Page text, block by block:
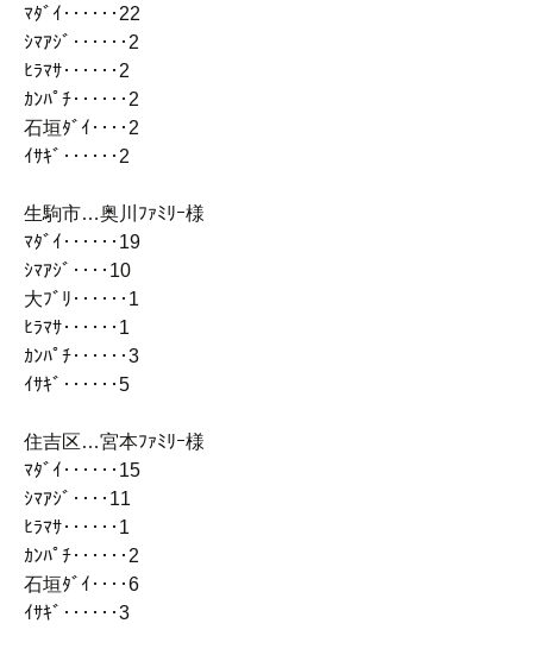
ﾏﾀﾞｲ‥‥‥22
ｼﾏｱｼﾞ‥‥‥2
ﾋﾗﾏｻ‥‥‥2
ｶﾝﾊﾟﾁ‥‥‥2
石垣ﾀﾞｲ‥‥2
ｲｻｷﾞ‥‥‥2
生駒市…奥川ﾌｧﾐﾘｰ様
ﾏﾀﾞｲ‥‥‥19
ｼﾏｱｼﾞ‥‥10
大ﾌﾞﾘ‥‥‥1
ﾋﾗﾏｻ‥‥‥1
ｶﾝﾊﾟﾁ‥‥‥3
ｲｻｷﾞ‥‥‥5
住吉区…宮本ﾌｧﾐﾘｰ様
ﾏﾀﾞｲ‥‥‥15
ｼﾏｱｼﾞ‥‥11
ﾋﾗﾏｻ‥‥‥1
ｶﾝﾊﾟﾁ‥‥‥2
石垣ﾀﾞｲ‥‥6
ｲｻｷﾞ‥‥‥3